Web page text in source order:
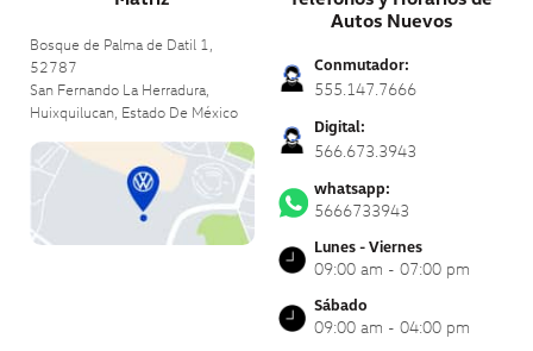
Bosque de Palma de Datil 1,
52787
San Fernando La Herradura,
Huixquilucan, Estado De México
Autos Nuevos
Conmutador:
555.147.7666
Digital:
566.673.3943
whatsapp:
5666733943
Lunes - Viernes
09:00 am - 07:00 pm
Sábado
09:00 am - 04:00 pm